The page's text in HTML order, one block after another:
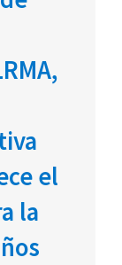
el
la